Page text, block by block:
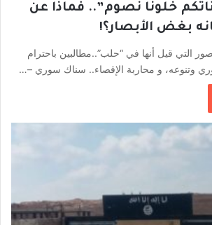
خلونا نصوم”.. فماذا عن
بغض الأبصار؟!
التي قيل أنها في “حلب”..مطالبين باحترام
وتنوعه، و محاربة الإقصاء.. سناك سوري –…